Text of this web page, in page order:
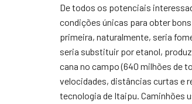
De todos os potenciais
condições únicas para obter
primeira, naturalmente, seria
seria substituir por etanol,
cana no campo (640 milhões de
velocidades, distâncias curtas e
tecnologia de Itaipu. Caminhões